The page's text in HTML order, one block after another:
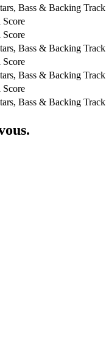
Bass & Backing Track
Score
Score
Bass & Backing Track
Score
Bass & Backing Track
Score
Bass & Backing Track